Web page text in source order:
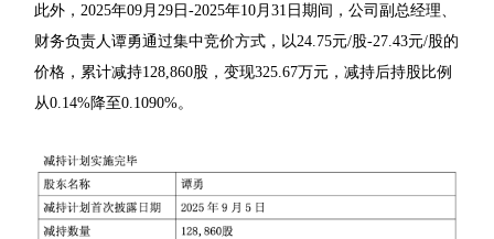
此外，2025年09月29日-2025年10月31日期间，公司副总经理、
财务负责人谭勇通过集中竞价方式，以24.75元/股-27.43元/股的
价格，累计减持128,860股，变现325.67万元，减持后持股比例
从0.14%降至0.1090%。